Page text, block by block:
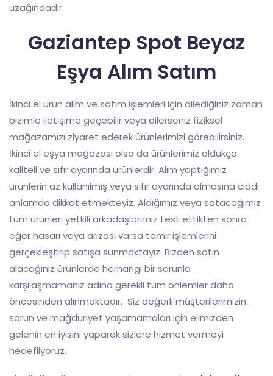
uzağındadır.
Gaziantep Spot Beyaz
Eşya Alım Satım
İkinci el ürün alım ve satım işlemleri için dilediğiniz zaman
bizimle iletişime geçebilir veya dilerseniz fiziksel
mağazamızı ziyaret ederek ürünlerimizi görebilirsiniz.
İkinci el eşya mağazası olsa da ürünlerimiz oldukça
kaliteli ve sıfır ayarında ürünlerdir. Alım yaptığımız
ürünlerin az kullanılmış veya sıfır ayarında olmasına ciddi
anlamda dikkat etmekteyiz. Aldığımız veya satacağımız
tüm ürünleri yetkili arkadaşlarımız test ettikten sonra
eğer hasarı veya arızası varsa tamir işlemlerini
gerçekleştirip satışa sunmaktayız. Bizden satın
alacağınız ürünlerde herhangi bir sorunla
karşılaşmamanız adına gerekli tüm önlemler daha
öncesinden alınmaktadır. Siz değerli müşterilerimizin
sorun ve mağduriyet yaşamamaları için elimizden
gelenin en iyisini yaparak sizlere hizmet vermeyi
hedefliyoruz.